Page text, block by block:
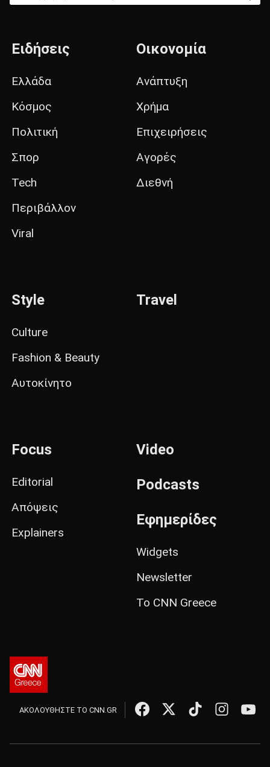
Ειδήσεις
Ελλάδα
Κόσμος
Πολιτική
Σπορ
Tech
Περιβάλλον
Viral
Οικονομία
Ανάπτυξη
Χρήμα
Επιχειρήσεις
Αγορές
Διεθνή
Style
Culture
Fashion & Beauty
Αυτοκίνητο
Travel
Focus
Editorial
Απόψεις
Explainers
Video
Podcasts
Εφημερίδες
Widgets
Newsletter
Το CNN Greece
ΑΚΟΛΟΥΘΗΣΤΕ ΤΟ CNN.GR